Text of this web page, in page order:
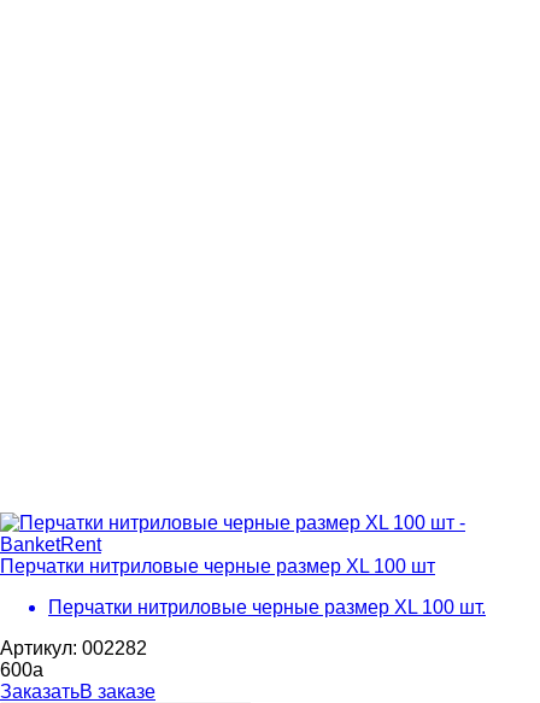
Перчатки нитриловые черные размер ХL 100 шт
Перчатки нитриловые черные размер ХL 100 шт.
Артикул: 002282
600a
ЗаказатьВ заказе